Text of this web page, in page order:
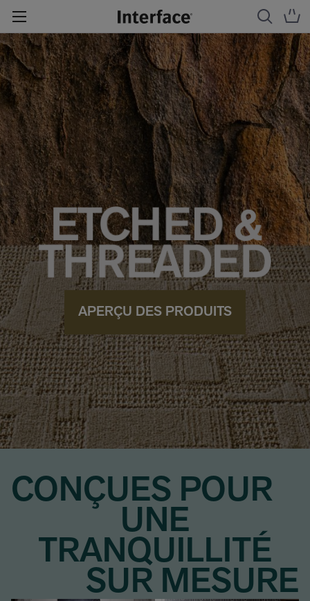
APERÇU DES PRODUITS
CONÇUES POUR
UNE
TRANQUILLITÉ
SUR MESURE